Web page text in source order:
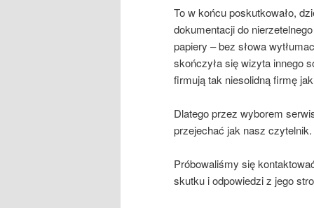
To w końcu poskutkowało,
dokumentacji do
papiery – bez słowa
skończyła się wizyta innego
firmują tak niesolidną firmę
Dlatego przez wyborem
przejechać jak nasz czytelnik.
Próbowaliśmy się
skutku i odpowiedzi z jego